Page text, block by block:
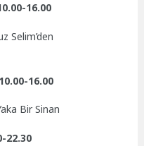
16.00
Selim’den
16.00
Bir Sinan
22.30